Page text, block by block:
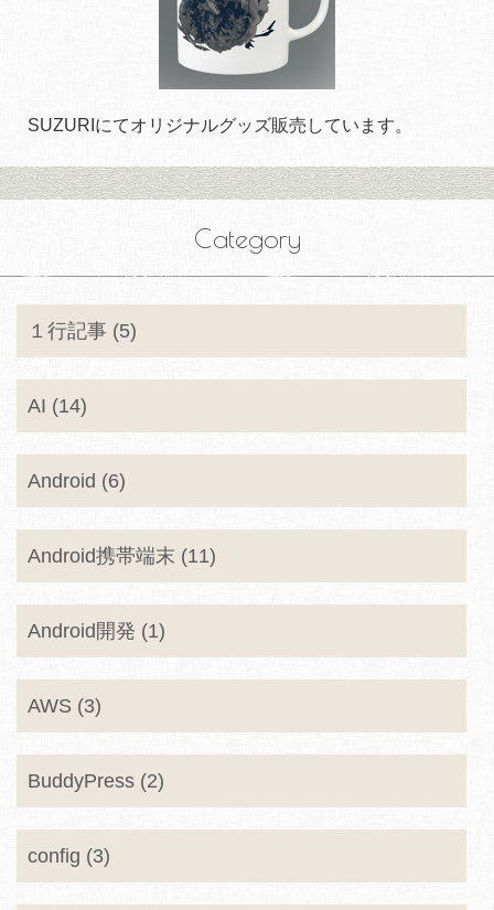
SUZURIにてオリジナルグッズ販売しています。
Category
１行記事 (5)
AI (14)
Android (6)
Android携帯端末 (11)
Android開発 (1)
AWS (3)
BuddyPress (2)
config (3)